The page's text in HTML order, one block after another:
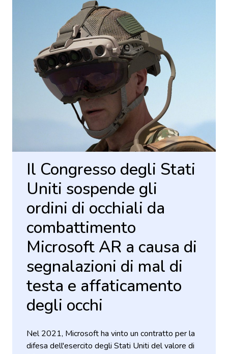
Il Congresso degli Stati
Uniti sospende gli
ordini di occhiali da
combattimento
Microsoft AR a causa di
segnalazioni di mal di
testa e affaticamento
degli occhi
Nel 2021, Microsoft ha vinto un contratto per la
difesa dell'esercito degli Stati Uniti del valore di